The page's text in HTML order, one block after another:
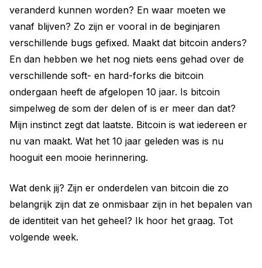
veranderd kunnen worden? En waar moeten we
vanaf blijven? Zo zijn er vooral in de beginjaren
verschillende bugs gefixed. Maakt dat bitcoin anders?
En dan hebben we het nog niets eens gehad over de
verschillende soft- en hard-forks die bitcoin
ondergaan heeft de afgelopen 10 jaar. Is bitcoin
simpelweg de som der delen of is er meer dan dat?
Mijn instinct zegt dat laatste. Bitcoin is wat iedereen er
nu van maakt. Wat het 10 jaar geleden was is nu
hooguit een mooie herinnering.
Wat denk jij? Zijn er onderdelen van bitcoin die zo
belangrijk zijn dat ze onmisbaar zijn in het bepalen van
de identiteit van het geheel? Ik hoor het graag. Tot
volgende week.